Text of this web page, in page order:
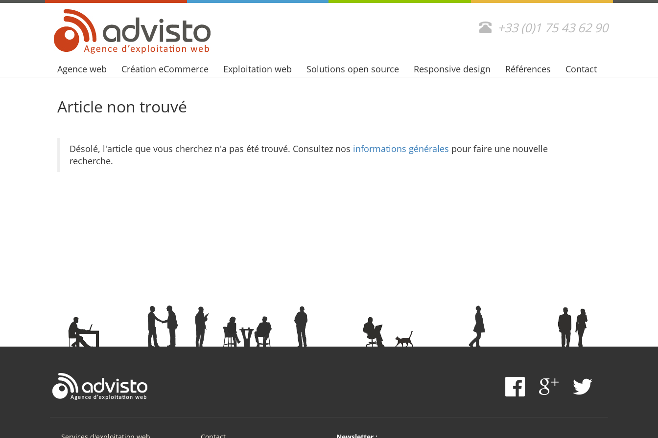
+33 (0)1 75 43 62 90
Agence web Création eCommerce Exploitation web Solutions open source Responsive design Références Contact
Article non trouvé
Désolé, l'article que vous cherchez n'a pas été trouvé. Consultez nos informations générales pour faire une nouvelle
recherche.